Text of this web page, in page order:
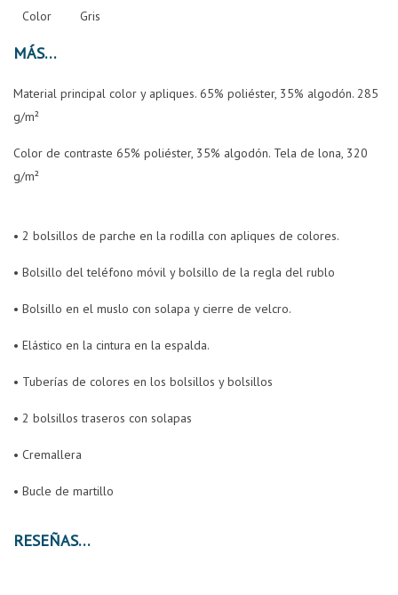
Color Gris
MÁS
Material principal color y apliques. 65% poliéster, 35% algodón. 285
g/m²
Color de contraste 65% poliéster, 35% algodón. Tela de lona, ​​320
g/m²
• 2 bolsillos de parche en la rodilla con apliques de colores.
• Bolsillo del teléfono móvil y bolsillo de la regla del rublo
• Bolsillo en el muslo con solapa y cierre de velcro.
• Elástico en la cintura en la espalda.
• Tuberías de colores en los bolsillos y bolsillos
• 2 bolsillos traseros con solapas
• Cremallera
• Bucle de martillo
RESEÑAS